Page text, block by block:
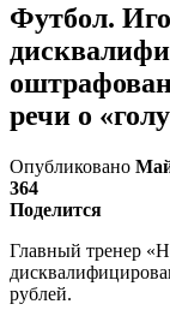
Футбол.
речи о
Опубликовано
364
Поделится
Главный тренер
рублей.